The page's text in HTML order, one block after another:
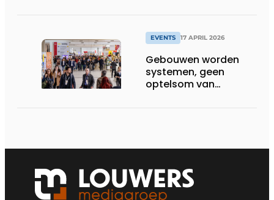
EVENTS 17 APRIL 2026
Gebouwen worden
systemen, geen
optelsom van